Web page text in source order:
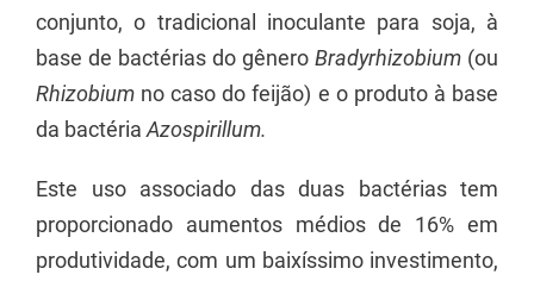
conjunto, o tradicional inoculante para soja, à
base de bactérias do gênero Bradyrhizobium (ou
Rhizobium no caso do feijão) e o produto à base
da bactéria Azospirillum.
Este uso associado das duas bactérias tem
proporcionado aumentos médios de 16% em
produtividade, com um baixíssimo investimento,